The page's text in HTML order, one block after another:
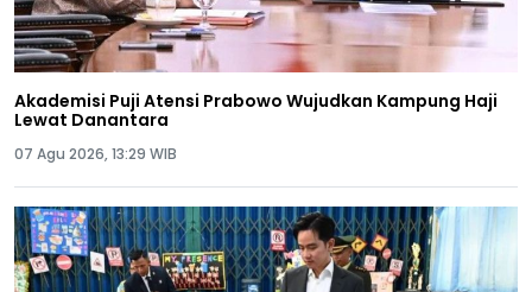
Akademisi Puji Atensi Prabowo Wujudkan Kampung Haji
Lewat Danantara
07 Agu 2026, 13:29 WIB